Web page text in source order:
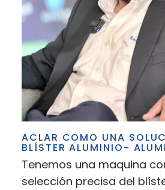
ACLAR COMO UNA
BLÍSTER ALUMINIO-
Tenemos una maquina
selección precisa del